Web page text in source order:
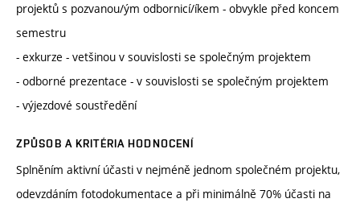
projektů s pozvanou/ým odbornicí/íkem - obvykle před koncem
semestru
- exkurze - vetšinou v souvislosti se společným projektem
- odborné prezentace - v souvislosti se společným projektem
- výjezdové soustředění
ZPŮSOB A KRITÉRIA HODNOCENÍ
Splněním aktivní účasti v nejméně jednom společném projektu,
odevzdáním fotodokumentace a při minimálně 70% účasti na